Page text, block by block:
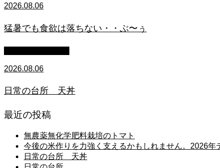
2026.08.06
猛暑でも食欲は落ちない・・ぶ〜ぅ
2026.08.06
日常の台所 天丼
最近の投稿
無農薬無化学肥料栽培のトマト
今後の米作りを力強く支えるかもしれません。2026
日常の台所 天丼